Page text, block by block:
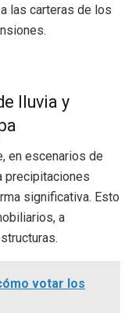
las carteras de los
lluvia y
en escenarios de
precipitaciones
significativa. Esto
a
votar los